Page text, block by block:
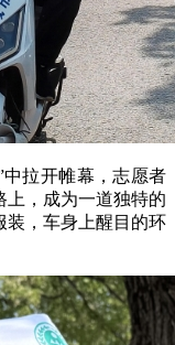
拉开帷幕，志愿者
上，成为一道独特的
装，车身上醒目的环